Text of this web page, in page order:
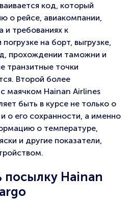
код, который
о рейсе, авиакомпании,
и требованиях к
на борт, выгрузке,
прохождении таможни и
транзитные точки
Второй более
маячком Hainan Airlines
быть в курсе не только о
о его сохранности, а именно
о температуре,
и другие показатели,
посылку Hainan